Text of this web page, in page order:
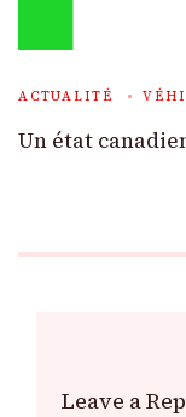
ACTUALITÉ
Un état
Leave a